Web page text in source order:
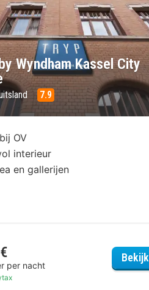
foto
Wyndham Kassel City
7.9
OV
interieur
en gallerijen
per nacht
Bekijk